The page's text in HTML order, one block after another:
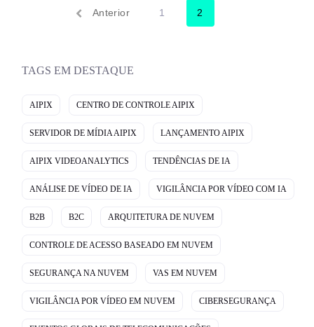
Anterior
1 2
TAGS EM DESTAQUE
AIPIX CENTRO DE CONTROLE AIPIX
SERVIDOR DE MÍDIA AIPIX LANÇAMENTO AIPIX
AIPIX VIDEOANALYTICS TENDÊNCIAS DE IA
ANÁLISE DE VÍDEO DE IA VIGILÂNCIA POR VÍDEO COM IA
B2B B2C ARQUITETURA DE NUVEM
CONTROLE DE ACESSO BASEADO EM NUVEM
SEGURANÇA NA NUVEM VAS EM NUVEM
VIGILÂNCIA POR VÍDEO EM NUVEM CIBERSEGURANÇA